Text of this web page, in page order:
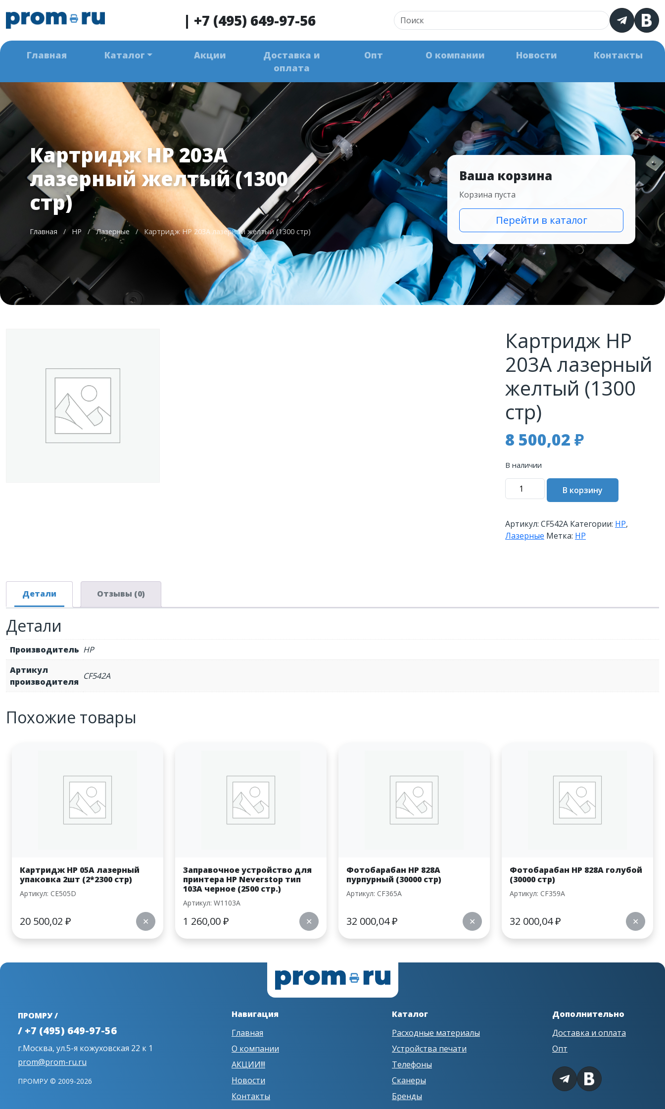
| +7 (495) 649-97-56
Главная Каталог Акции
Доставка и
оплата
Опт О компании Новости Контакты
Картридж HP 203A
лазерный желтый (1300
стр)
Главная / HP / Лазерные / Картридж HP 203A лазерный желтый (1300 стр)
Ваша корзина
Корзина пуста
Перейти в каталог
Картридж HP
203A лазерный
желтый (1300
стр)
8 500,02 ₽
В наличии
Количество
товара
HP
203A
лазерный
В корзину
Артикул: CF542A Категории: HP,
Лазерные Метка: HP
Детали Отзывы (0)
Детали
Производитель HP
Артикул
производителя
CF542A
Похожие товары
Картридж HP 05A лазерный
упаковка 2шт (2*2300 стр)
Артикул: CE505D
20 500,02 ₽ ✕
Заправочное устройство для
принтера HP Neverstop тип
103A черное (2500 стр.)
Артикул: W1103A
1 260,00₽ ✕
Фотобарабан HP 828A
пурпурный (30000 стр)
Артикул: CF365A
32 000,04₽ ✕
Фотобарабан HP 828A голубой
(30000 стр)
Артикул: CF359A
32 000,04₽ ✕
ПРОМРУ /
/ +7 (495) 649-97-56
г.Москва, ул.5-я кожуховская 22 к 1
prom@prom-ru.ru
ПРОМРУ © 2009-2026
Навигация
Главная
О компании
АКЦИИ!!!
Новости
Контакты
Каталог
Расходные материалы
Устройства печати
Телефоны
Сканеры
Бренды
Дополнительно
Доставка и оплата
Опт